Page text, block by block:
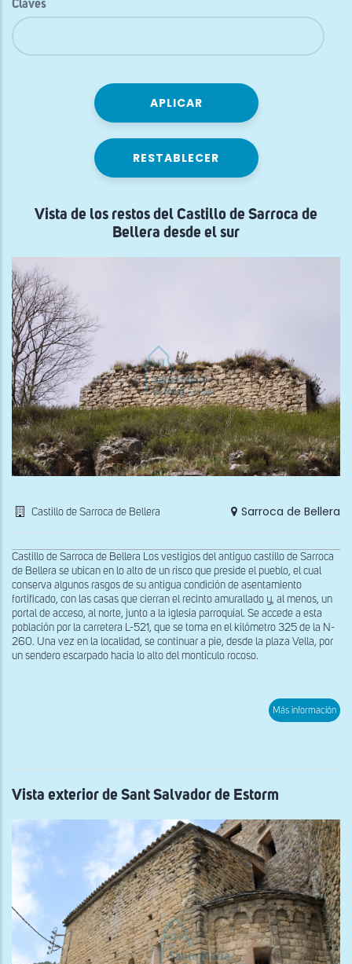
Claves
Vista de los restos del Castillo de Sarroca de
Bellera desde el sur
Castillo de Sarroca de Bellera Sarroca de Bellera
Castillo de Sarroca de Bellera Los vestigios del antiguo castillo de Sarroca
de Bellera se ubican en lo alto de un risco que preside el pueblo, el cual
conserva algunos rasgos de su antigua condición de asentamiento
fortificado, con las casas que cierran el recinto amurallado y, al menos, un
portal de acceso, al norte, junto a la iglesia parroquial. Se accede a esta
población por la carretera L-521, que se toma en el kilómetro 325 de la N-
260. Una vez en la localidad, se continuar a pie, desde la plaza Vella, por
un sendero escarpado hacia lo alto del montículo rocoso.
Más información
del
el
sur
Vista exterior de Sant Salvador de Estorm